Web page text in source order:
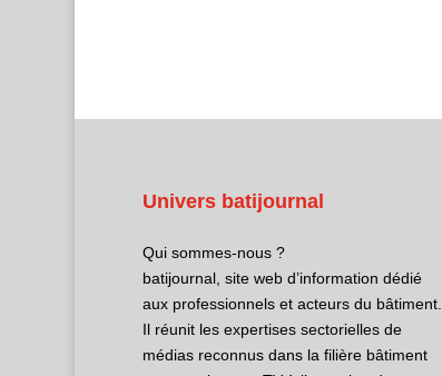
Univers batijournal
Qui sommes-nous ?
batijournal, site web d’information dédié
aux professionnels et acteurs du bâtiment.
Il réunit les expertises sectorielles de
médias reconnus dans la filière bâtiment